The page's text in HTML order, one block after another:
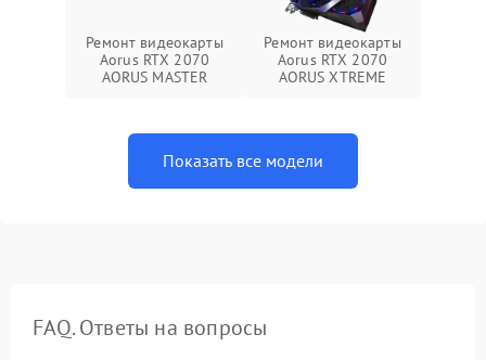
Ремонт видеокарты
Aorus RTX 2070
AORUS MASTER
Ремонт видеокарты
Aorus RTX 2070
AORUS XTREME
Показать все модели
FAQ. Ответы на вопросы